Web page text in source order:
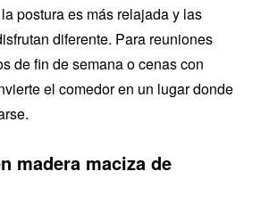
postura es más relajada y las
diferente. Para reuniones
de fin de semana o cenas con
el comedor en un lugar donde
madera maciza de